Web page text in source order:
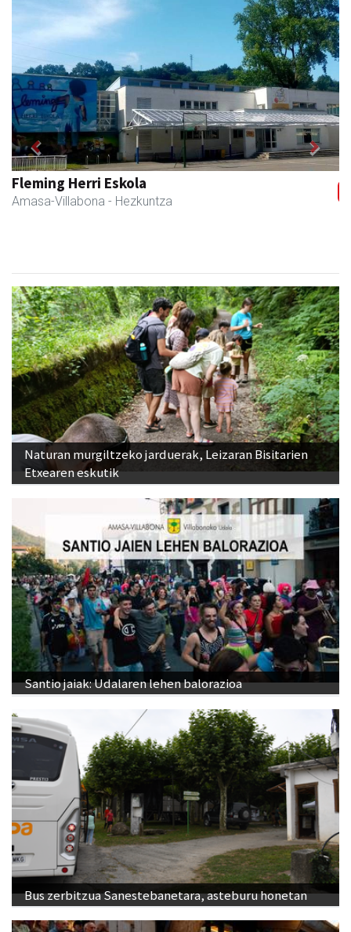
Fleming Herri Eskola
Amasa-Villabona - Hezkuntza
Previous Next
Naturan murgiltzeko jarduerak, Leizaran Bisitarien
Etxearen eskutik
Santio jaiak: Udalaren lehen balorazioa
Bus zerbitzua Sanestebanetara, asteburu honetan